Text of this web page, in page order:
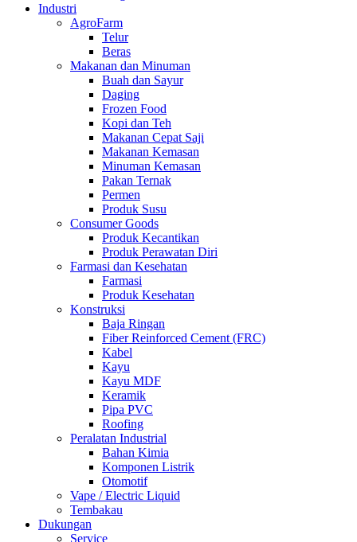
Industri
AgroFarm
Telur
Beras
Makanan dan Minuman
Buah dan Sayur
Daging
Frozen Food
Kopi dan Teh
Makanan Cepat Saji
Makanan Kemasan
Minuman Kemasan
Pakan Ternak
Permen
Produk Susu
Consumer Goods
Produk Kecantikan
Produk Perawatan Diri
Farmasi dan Kesehatan
Farmasi
Produk Kesehatan
Konstruksi
Baja Ringan
Fiber Reinforced Cement (FRC)
Kabel
Kayu
Kayu MDF
Keramik
Pipa PVC
Roofing
Peralatan Industrial
Bahan Kimia
Komponen Listrik
Otomotif
Vape / Electric Liquid
Tembakau
Dukungan
Service